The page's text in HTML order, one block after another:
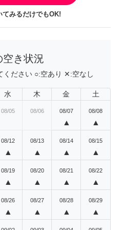
てみるだけでもOK!
空き状況
ください ○:空あり ✕:空なし
水 木 金 土
08/05 08/06 08/07
▲
08/08
▲
08/12
▲
08/13
▲
08/14
▲
08/15
▲
08/19
▲
08/20
▲
08/21
▲
08/22
▲
08/26
▲
08/27
▲
08/28
▲
08/29
▲